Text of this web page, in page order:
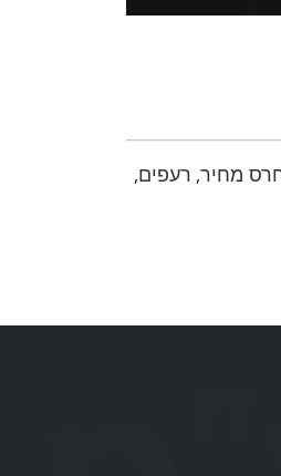
מחיר, רעפים,